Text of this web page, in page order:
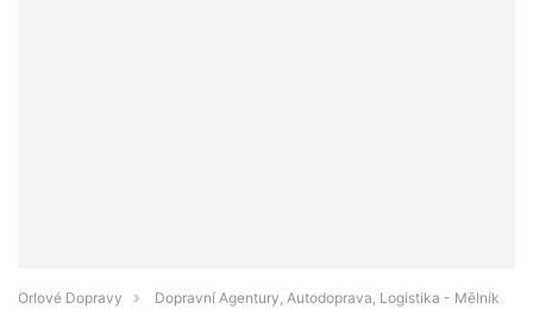
Orlové Dopravy
Dopravní Agentury, Autodoprava, Logistika - Mělník